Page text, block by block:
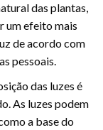
das plantas,
um efeito mais
de acordo com
pessoais.
das luzes é
As luzes podem
a base do